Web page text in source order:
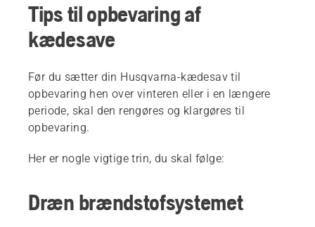
Tips til opbevaring af
kædesave
Før du sætter din Husqvarna-kædesav til
opbevaring hen over vinteren eller i en længere
periode, skal den rengøres og klargøres til
opbevaring.
Her er nogle vigtige trin, du skal følge:
Dræn brændstofsystemet